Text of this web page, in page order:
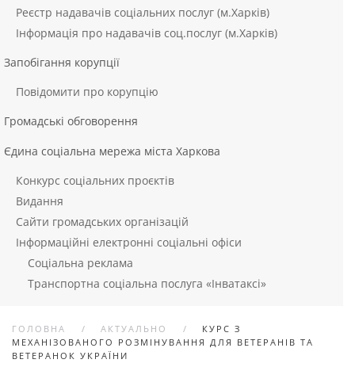
Реєстр надавачів соціальних послуг (м.Харків)
Інформація про надавачів соц.послуг (м.Харків)
Запобігання корупції
Повідомити про корупцію
Громадські обговорення
Єдина соціальна мережа міста Харкова
Конкурс соціальних проєктів
Видання
Сайти громадських організацій
Інформаційні електронні соціальні офіси
Соціальна реклама
Транспортна соціальна послуга «Інватаксі»
ГОЛОВНА АКТУАЛЬНО
КУРС З
МЕХАНІЗОВАНОГО РОЗМІНУВАННЯ ДЛЯ ВЕТЕРАНІВ ТА
ВЕТЕРАНОК УКРАЇНИ